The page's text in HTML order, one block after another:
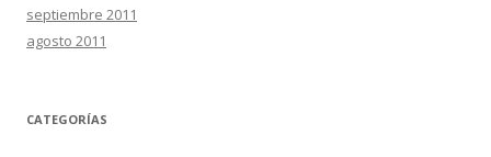
septiembre 2011
agosto 2011
CATEGORÍAS